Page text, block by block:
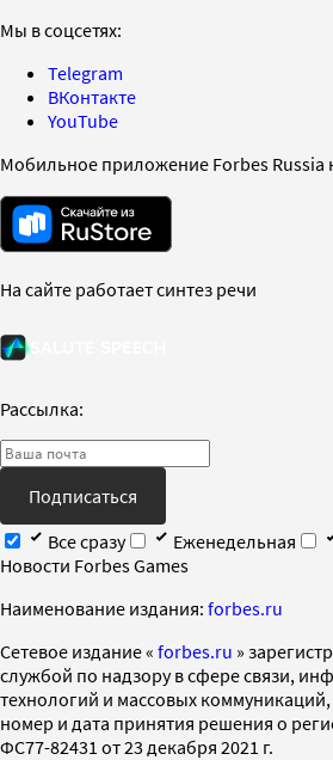
Мы в соцсетях:
Telegram
ВКонтакте
YouTube
Мобильное приложение Forbes Russia
На сайте работает синтез речи
Рассылка:
Подписаться
Все сразу
Еженедельная
Новости Forbes Games
Наименование издания: forbes.ru
Cетевое издание « forbes.ru »
службой по надзору в сфере связи,
технологий и массовых
номер и дата принятия решения о
ФС77-82431 от 23 декабря 2021 г.